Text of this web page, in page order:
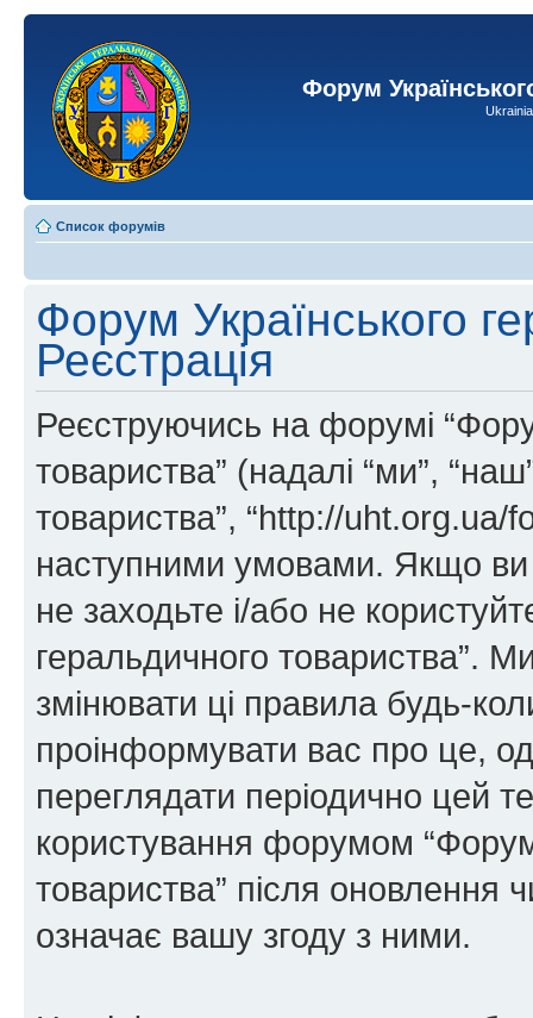
Форум
Список форумів
Форум Українського
Реєстрація
Реєструючись на форумі
товариства” (надалі “ми”,
товариства”, “http://uht.org.ua/
наступними умовами. Якщо ви
не заходьте і/або не
геральдичного товариства”.
змінювати ці правила будь-
проінформувати вас про це,
переглядати періодично цей
користування форумом
товариства” після оновлення
означає вашу згоду з ними.